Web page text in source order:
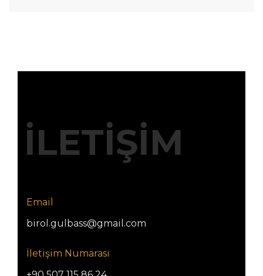
İLETİŞİM
Email
birol.gulbass@gmail.com
İletişim Numarası